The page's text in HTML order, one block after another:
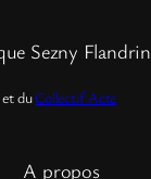
Sezny Flandrin
et duCollectif Acte
A propos